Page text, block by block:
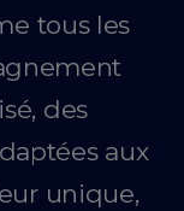
tous les
des
aux
unique,